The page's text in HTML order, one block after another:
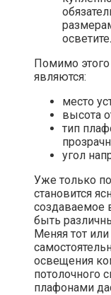
Помимо
являются:
место
высота
тип
угол
Уже только
становится
быть
Меняя тот
освещения
потолочного
плафонами